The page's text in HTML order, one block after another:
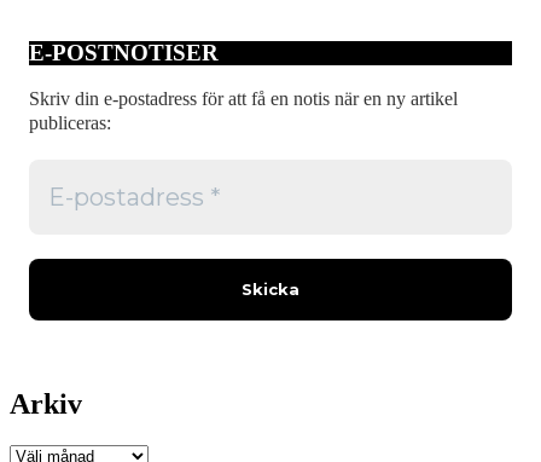
E-POSTNOTISER
Skriv din e-postadress för att få en notis när en ny artikel
publiceras:
Arkiv
Arkiv